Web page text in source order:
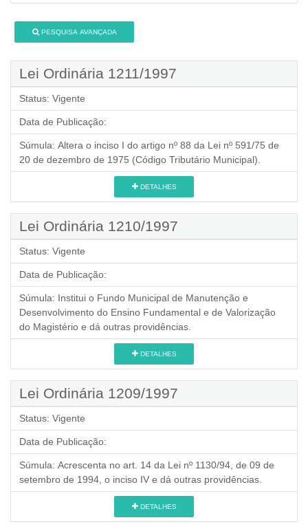
PESQUISA AVANÇADA
Lei Ordinária 1211/1997
Status: Vigente
Data de Publicação:
Súmula: Altera o inciso I do artigo nº 88 da Lei nº 591/75 de
20 de dezembro de 1975 (Código Tributário Municipal).
DETALHES
Lei Ordinária 1210/1997
Status: Vigente
Data de Publicação:
Súmula: Institui o Fundo Municipal de Manutenção e
Desenvolvimento do Ensino Fundamental e de Valorização
do Magistério e dá outras providências.
DETALHES
Lei Ordinária 1209/1997
Status: Vigente
Data de Publicação:
Súmula: Acrescenta no art. 14 da Lei nº 1130/94, de 09 de
setembro de 1994, o inciso IV e dá outras providências.
DETALHES